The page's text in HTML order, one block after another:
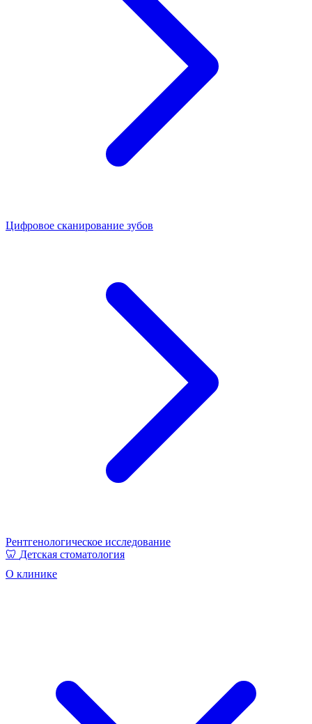
Цифровое сканирование зубов
Рентгенологическое исследование
🦷 Детская стоматология
О клинике